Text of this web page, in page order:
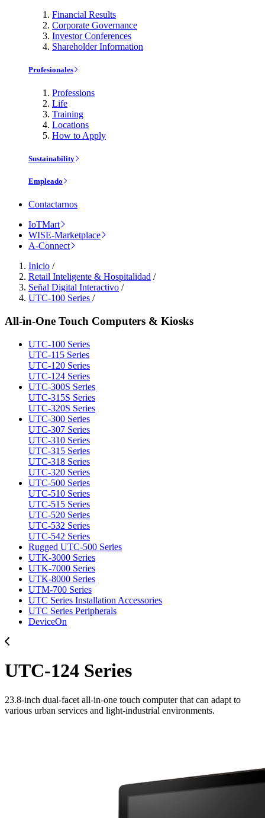
Financial Results
Corporate Governance
Investor Conferences
Shareholder Information
Profesionales
Professions
Life
Training
Locations
How to Apply
Sustainability
Empleado
Contactarnos
IoTMart
WISE-Marketplace
A-Connect
Inicio /
Retail Inteligente & Hospitalidad /
Señal Digital Interactivo /
UTC-100 Series /
All-in-One Touch Computers & Kiosks
UTC-100 Series
UTC-115 Series
UTC-120 Series
UTC-124 Series
UTC-300S Series
UTC-315S Series
UTC-320S Series
UTC-300 Series
UTC-307 Series
UTC-310 Series
UTC-315 Series
UTC-318 Series
UTC-320 Series
UTC-500 Series
UTC-510 Series
UTC-515 Series
UTC-520 Series
UTC-532 Series
UTC-542 Series
Rugged UTC-500 Series
UTK-3000 Series
UTK-7000 Series
UTK-8000 Series
UTM-700 Series
UTC Series Installation Accessories
UTC Series Peripherals
DeviceOn
UTC-124 Series
23.8-inch dual-facet all-in-one touch computer that can adapt to
various urban services and light-industrial environments.